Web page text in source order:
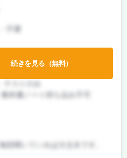
不要
教科書ノート持ち込み不可
回聞いていれば大丈夫です。
続きを見る（無料）